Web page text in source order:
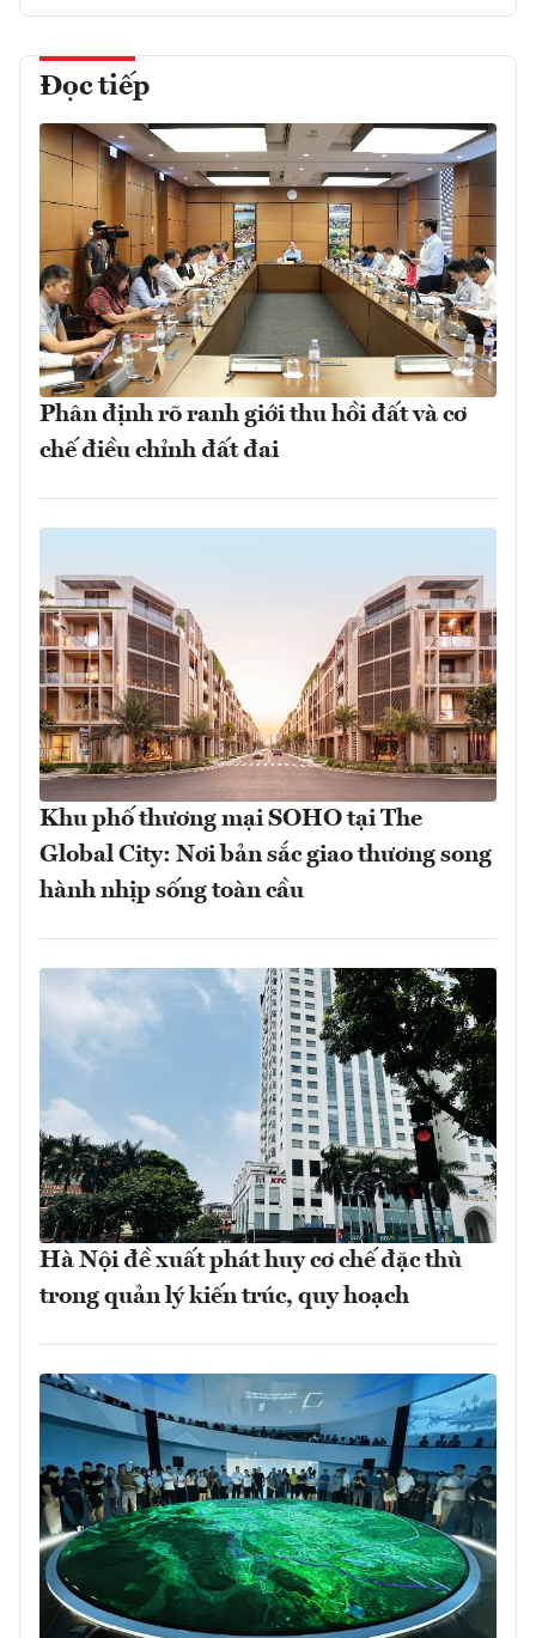
Đọc tiếp
Phân định rõ ranh giới thu hồi đất và cơ
chế điều chỉnh đất đai
Khu phố thương mại SOHO tại The
Global City: Nơi bản sắc giao thương song
hành nhịp sống toàn cầu
Hà Nội đề xuất phát huy cơ chế đặc thù
trong quản lý kiến trúc, quy hoạch